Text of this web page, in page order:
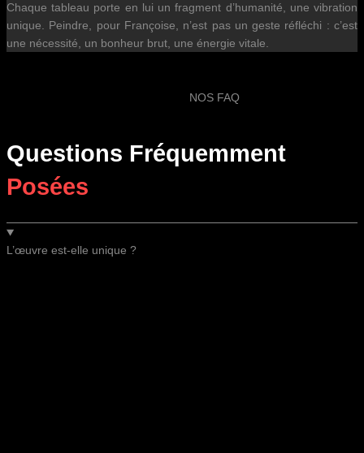
Chaque tableau porte en lui un fragment d’humanité, une vibration
unique. Peindre, pour Françoise, n’est pas un geste réfléchi : c’est
une nécessité, un bonheur brut, une énergie vitale.
NOS FAQ
Questions Fréquemment
Posées
L’œuvre est-elle unique ?